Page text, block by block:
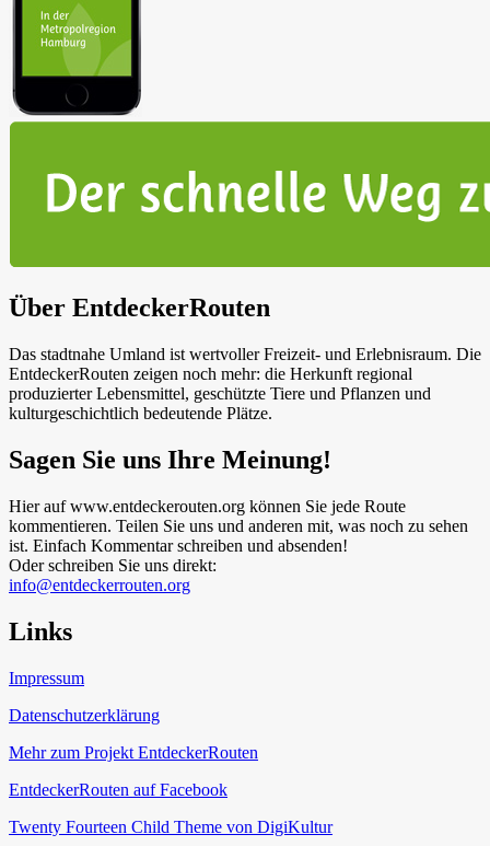
Über EntdeckerRouten
Das stadtnahe Umland ist wertvoller Freizeit- und Erlebnisraum. Die
EntdeckerRouten zeigen noch mehr: die Herkunft regional
produzierter Lebensmittel, geschützte Tiere und Pflanzen und
kulturgeschichtlich bedeutende Plätze.
Sagen Sie uns Ihre Meinung!
Hier auf www.entdeckerouten.org können Sie jede Route
kommentieren. Teilen Sie uns und anderen mit, was noch zu sehen
ist. Einfach Kommentar schreiben und absenden!
Oder schreiben Sie uns direkt:
info@entdeckerrouten.org
Links
Impressum
Datenschutzerklärung
Mehr zum Projekt EntdeckerRouten
EntdeckerRouten auf Facebook
Twenty Fourteen Child Theme von DigiKultur